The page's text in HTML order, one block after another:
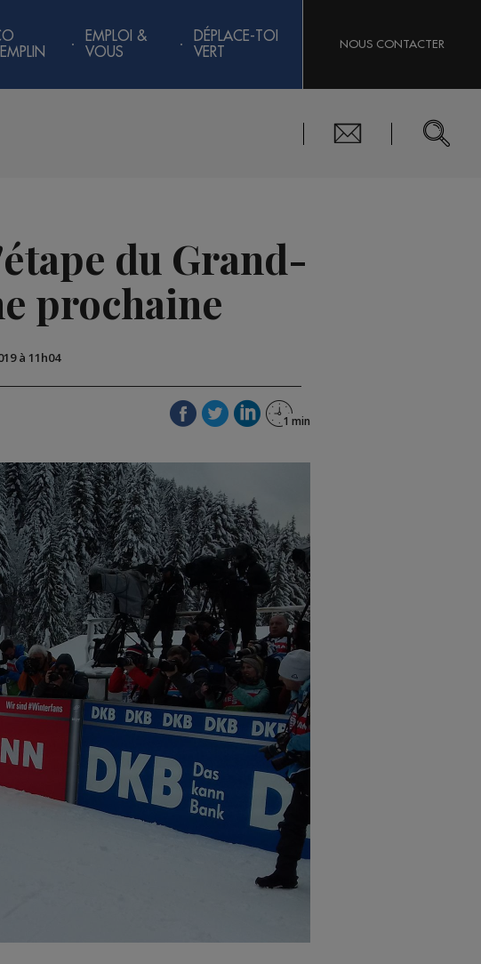
EMPLOI &
VOUS
DÉPLACE-TOI
VERT
NOUS CONTACTER
du Grand-
prochaine
à 11h04